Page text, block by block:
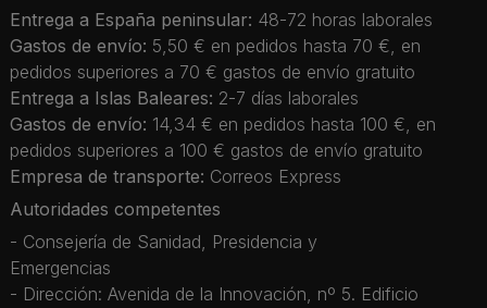
Entrega a España peninsular: 48-72 horas laborales
Gastos de envío: 5,50 € en pedidos hasta 70 €, en
pedidos superiores a 70 € gastos de envío gratuito
Entrega a Islas Baleares: 2-7 días laborales
Gastos de envío: 14,34 € en pedidos hasta 100 €, en
pedidos superiores a 100 € gastos de envío gratuito
Empresa de transporte: Correos Express
Autoridades competentes
- Consejería de Sanidad, Presidencia y
Emergencias
- Dirección: Avenida de la Innovación, nº 5. Edificio